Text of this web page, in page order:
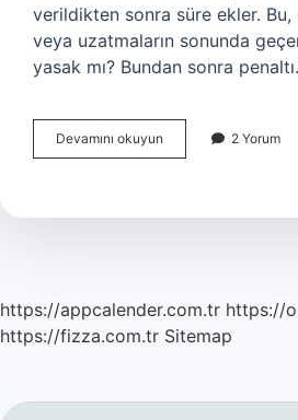
verildikten sonra süre ekler.
veya uzatmaların sonunda
yasak mı? Bundan sonra
Devamını okuyun
Anda
Olur
2 Yorum
https://appcalender.com.tr https://
https://fizza.com.tr Sitemap